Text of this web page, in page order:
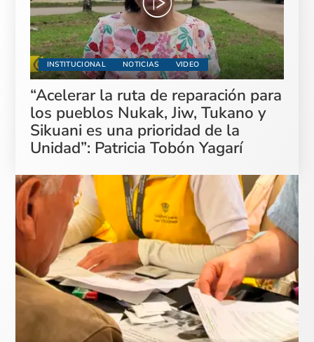
INSTITUCIONAL NOTICIAS VIDEO
“Acelerar la ruta de reparación para
los pueblos Nukak, Jiw, Tukano y
Sikuani es una prioridad de la
Unidad”: Patricia Tobón Yagarí